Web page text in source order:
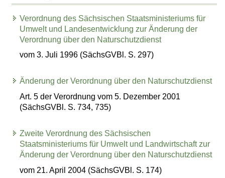
Verordnung des Sächsischen Staatsministeriums für
Umwelt und Landesentwicklung zur Änderung der
Verordnung über den Naturschutzdienst
vom 3. Juli 1996 (SächsGVBl. S. 297)
Änderung der Verordnung über den Naturschutzdienst
Art. 5 der Verordnung vom 5. Dezember 2001
(SächsGVBl. S. 734, 735)
Zweite Verordnung des Sächsischen
Staatsministeriums für Umwelt und Landwirtschaft zur
Änderung der Verordnung über den Naturschutzdienst
vom 21. April 2004 (SächsGVBl. S. 174)